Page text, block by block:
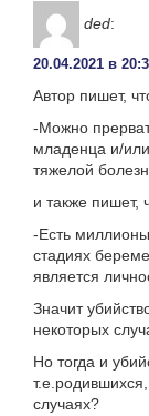
ded:
20.04.2021 в
Автор пишет,
-Можно
младенца и/
тяжелой
и также пишет,
-Есть
стадиях
является
Значит
некоторых
Но тогда и
случаях?